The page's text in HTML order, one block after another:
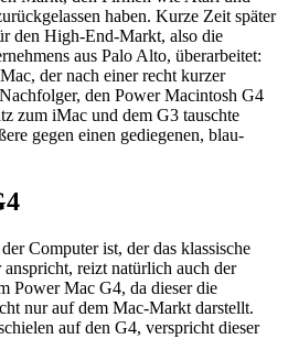
haben. Kurze Zeit später
den High-End-Markt, also die
aus Palo Alto, überarbeitet:
der nach einer recht kurzer
den Power Macintosh G4
zum iMac und dem G3 tauschte
gegen einen gediegenen, blau-
Computer ist, der das klassische
reizt natürlich auch der
Power Mac G4, da dieser die
nur auf dem Mac-Markt darstellt.
auf den G4, verspricht dieser